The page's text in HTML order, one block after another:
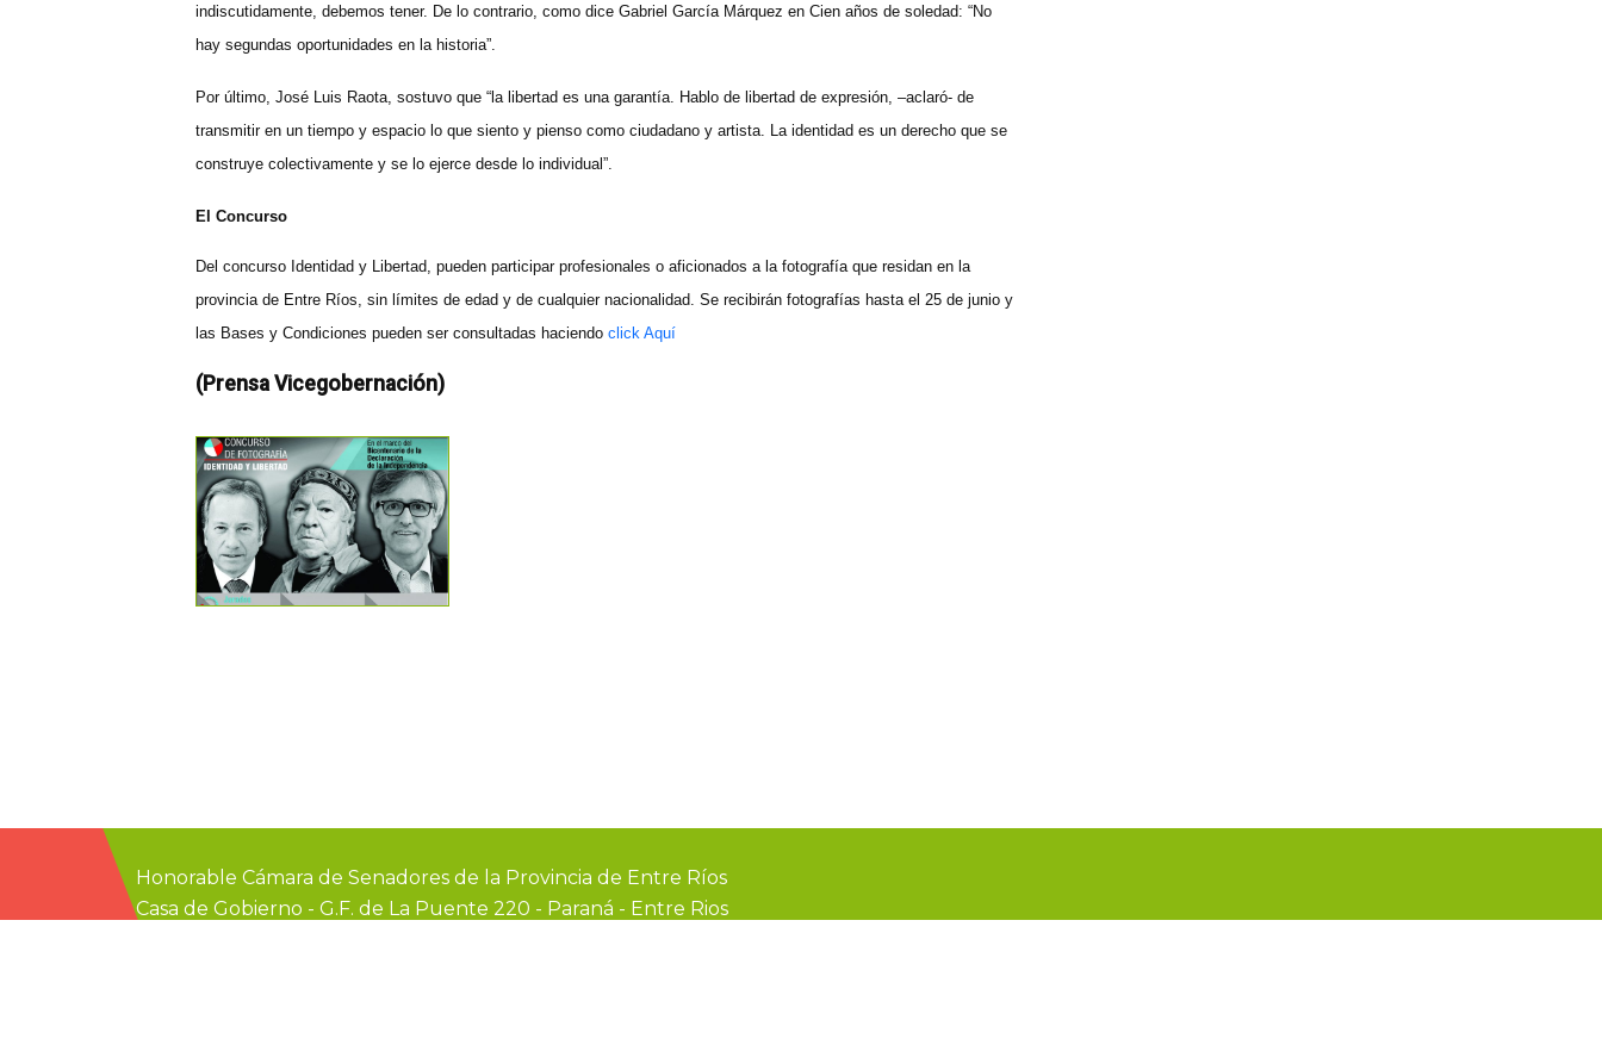
indiscutidamente, debemos tener. De lo contrario, como dice Gabriel García Márquez en Cien años de soledad: “No
hay segundas oportunidades en la historia”.
Por último, José Luis Raota, sostuvo que “la libertad es una garantía. Hablo de libertad de expresión, –aclaró- de
transmitir en un tiempo y espacio lo que siento y pienso como ciudadano y artista. La identidad es un derecho que se
construye colectivamente y se lo ejerce desde lo individual”.
El Concurso
Del concurso Identidad y Libertad, pueden participar profesionales o aficionados a la fotografía que residan en la
provincia de Entre Ríos, sin límites de edad y de cualquier nacionalidad. Se recibirán fotografías hasta el 25 de junio y
las Bases y Condiciones pueden ser consultadas haciendo click Aquí
(Prensa Vicegobernación)
Honorable Cámara de Senadores de la Provincia de Entre Ríos
Casa de Gobierno - G.F. de La Puente 220 - Paraná - Entre Rios